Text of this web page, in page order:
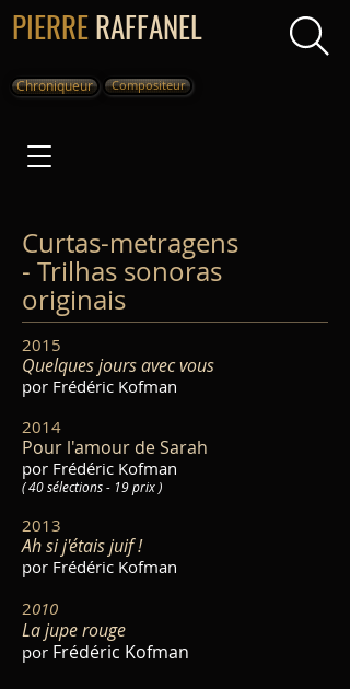
PIERRERAFFANEL
Chroniqueur Compositeur
Curtas-metragens
- Trilhas sonoras
originais
2015
Quelques jours avec vous
por Frédéric Kofman
2014
Pour l'amour de Sarah
por Frédéric Kofman
( 40 sélections - 19 prix )
2013
Ah si j'étais juif !
por Frédéric Kofman
2010
La jupe rouge
por Frédéric Kofman